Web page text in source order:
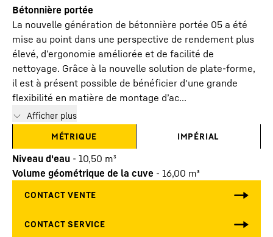
Bétonnière portée
La nouvelle génération de bétonnière portée 05 a été
mise au point dans une perspective de rendement plus
élevé, d’ergonomie améliorée et de facilité de
nettoyage. Grâce à la nouvelle solution de plate-forme,
il est à présent possible de bénéficier d'une grande
flexibilité en matière de montage d’ac...
Afficher plus
MÉTRIQUE
IMPÉRIAL
Niveau d'eau - 10,50 m³
Volume géométrique de la cuve - 16,00 m³